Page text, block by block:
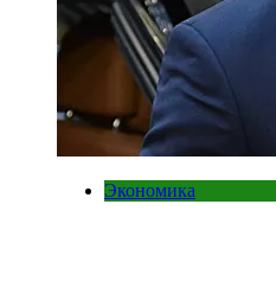
Экономика